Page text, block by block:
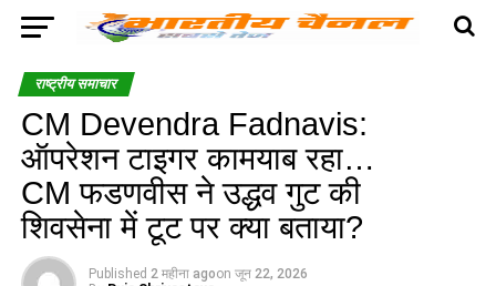
राष्ट्रीय समाचार
CM Devendra Fadnavis:
ऑपरेशन टाइगर कामयाब रहा…
CM फडणवीस ने उद्धव गुट की
शिवसेना में टूट पर क्या बताया?
Published 2 महीना agoon जून 22, 2026